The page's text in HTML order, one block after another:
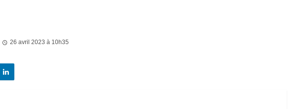
26 avril 2023 à 10h35